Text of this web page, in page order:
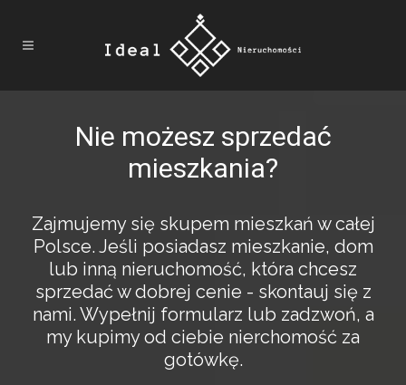
Nie możesz sprzedać
mieszkania?
Zajmujemy się skupem mieszkań w całej
Polsce. Jeśli posiadasz mieszkanie, dom
lub inną nieruchomość, która chcesz
sprzedać w dobrej cenie - skontauj się z
nami. Wypełnij formularz lub zadzwoń, a
my kupimy od ciebie nierchomość za
gotówkę.